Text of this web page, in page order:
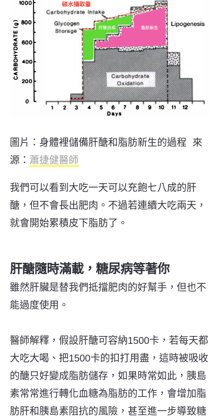
圖片：身體裡儲備肝醣和脂肪新生的過程 來
源： 蕭捷健醫師
我們可以看到大吃一天可以充飽七八成的肝
醣，但不會長出肥肉。不過若連續大吃兩天，
就會開始累積皮下脂肪了。
肝醣隨時滿載，糖尿病等著你
雖然肝臟是替我們抵擋肥肉的好幫手，但也不
能過度使用。
醫師解釋，假設肝醣可容納1500卡，若每天都
大吃大喝、把1500卡的扣打用盡，這時被吸收
的醣只好變成脂肪儲存，如果時常如此，胰島
素常常進行轉化血糖為脂肪的工作，會增加脂
肪肝和胰島素阻抗的風險，甚至進一步導致糖